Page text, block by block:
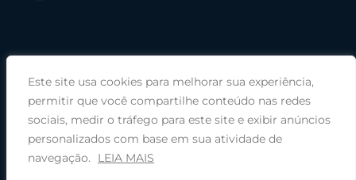
Este site usa cookies para melhorar sua experiência,
permitir que você compartilhe conteúdo nas redes
sociais, medir o tráfego para este site e exibir anúncios
personalizados com base em sua atividade de
navegação.
LEIA MAIS
Praça Rui Barbosa, 220, sala 66, Porto Alegre, RS, 90030-100 |
Telefone: (51) 99949-1120